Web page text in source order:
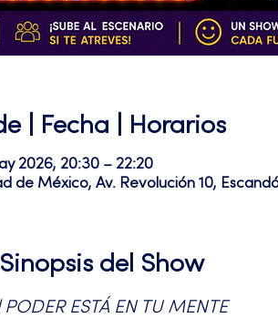
| Fecha | Horarios
2026, 20:30 – 22:20
de México, Av. Revolución 10,
del Show
PODER ESTÁ EN TU MENTE